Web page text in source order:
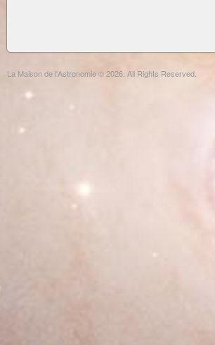
La Maison de l'Astronomie © 2026. All Rights Reserved.